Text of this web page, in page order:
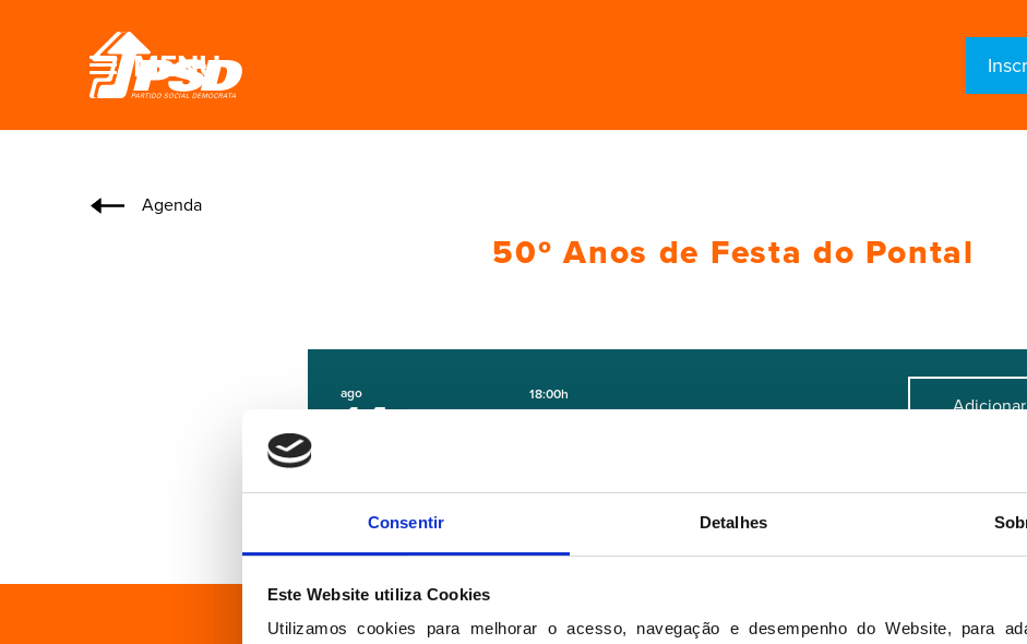
Consentir Detalhes
Este Website utiliza Cookies
Utilizamos cookies para melhorar o acesso, navegação e desempenho do Website, para
MENU
Agenda
50º Anos de Festa do Pontal
ago
14
18:00h